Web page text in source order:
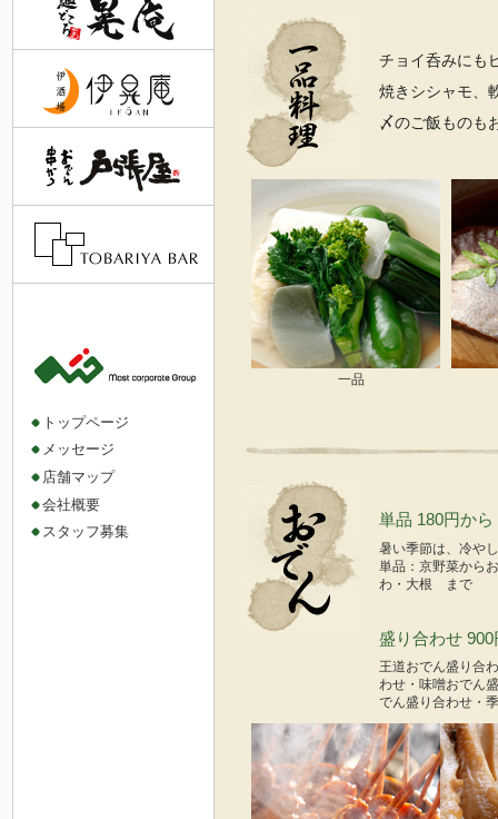
チョイ呑みにも
焼きシシャモ、
〆のご飯ものも
一品
単品 180円から
暑い季節は、冷や
単品：京野菜から
わ・大根 まで
盛り合わせ 900
王道おでん盛り合
わせ・味噌おでん
でん盛り合わせ・
トップページ
メッセージ
店舗マップ
会社概要
スタッフ募集